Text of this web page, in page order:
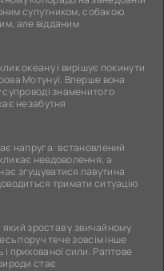
супутником, собакою
але відданим
океану і вирішує покинути
Мотунуї. Вперше вона
знаменитого
незабутня
напруга: встановлений
невдоволення, а
згущуватися павутина
тримати ситуацію
який зростав у звичайному
поруч тече зовсім інше
прихованої сили. Раптове
стає